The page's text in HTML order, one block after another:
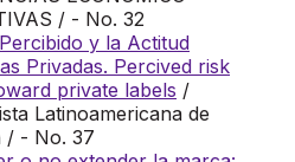
/ - No. 32
y la Actitud
Privadas. Percived risk
private labels /
Latinoamericana de
/ - No. 37